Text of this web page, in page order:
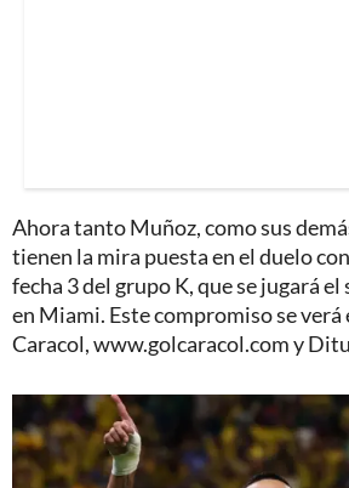
Ahora tanto Muñoz, como sus
tienen la mira puesta en el duelo
fecha 3 del grupo K, que se jugará
en Miami. Este compromiso se verá
Caracol, www.golcaracol.com y